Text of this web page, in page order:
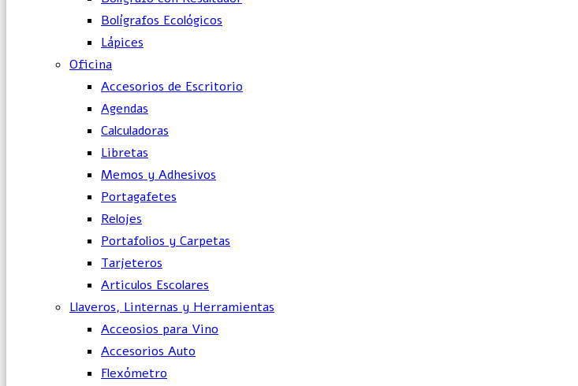
Bolígrafos Ecológicos
Lápices
Oficina
Accesorios de Escritorio
Agendas
Calculadoras
Libretas
Memos y Adhesivos
Portagafetes
Relojes
Portafolios y Carpetas
Tarjeteros
Articulos Escolares
Llaveros, Linternas y Herramientas
Acceosios para Vino
Accesorios Auto
Flexómetro